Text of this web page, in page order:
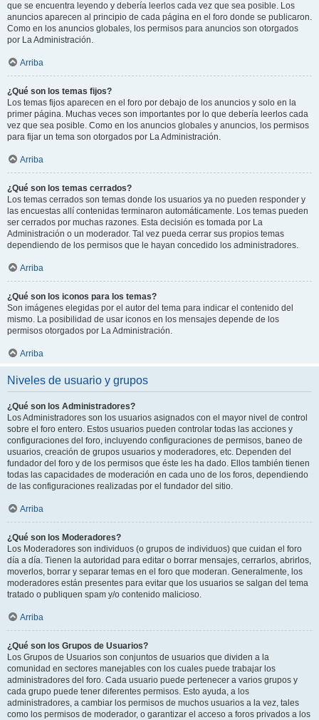
que se encuentra leyendo y debería leerlos cada vez que sea posible. Los
anuncios aparecen al principio de cada página en el foro donde se publicaron.
Como en los anuncios globales, los permisos para anuncios son otorgados
por La Administración.
Arriba
¿Qué son los temas fijos?
Los temas fijos aparecen en el foro por debajo de los anuncios y solo en la
primer página. Muchas veces son importantes por lo que debería leerlos cada
vez que sea posible. Como en los anuncios globales y anuncios, los permisos
para fijar un tema son otorgados por La Administración.
Arriba
¿Qué son los temas cerrados?
Los temas cerrados son temas donde los usuarios ya no pueden responder y
las encuestas allí contenidas terminaron automáticamente. Los temas pueden
ser cerrados por muchas razones. Esta decisión es tomada por La
Administración o un moderador. Tal vez pueda cerrar sus propios temas
dependiendo de los permisos que le hayan concedido los administradores.
Arriba
¿Qué son los iconos para los temas?
Son imágenes elegidas por el autor del tema para indicar el contenido del
mismo. La posibilidad de usar iconos en los mensajes depende de los
permisos otorgados por La Administración.
Arriba
Niveles de usuario y grupos
¿Qué son los Administradores?
Los Administradores son los usuarios asignados con el mayor nivel de control
sobre el foro entero. Estos usuarios pueden controlar todas las acciones y
configuraciones del foro, incluyendo configuraciones de permisos, baneo de
usuarios, creación de grupos usuarios y moderadores, etc. Dependen del
fundador del foro y de los permisos que éste les ha dado. Ellos también tienen
todas las capacidades de moderación en cada uno de los foros, dependiendo
de las configuraciones realizadas por el fundador del sitio.
Arriba
¿Qué son los Moderadores?
Los Moderadores son individuos (o grupos de individuos) que cuidan el foro
día a día. Tienen la autoridad para editar o borrar mensajes, cerrarlos, abrirlos,
moverlos, borrar y separar temas en el foro que moderan. Generalmente, los
moderadores están presentes para evitar que los usuarios se salgan del tema
tratado o publiquen spam y/o contenido malicioso.
Arriba
¿Qué son los Grupos de Usuarios?
Los Grupos de Usuarios son conjuntos de usuarios que dividen a la
comunidad en sectores manejables con los cuales puede trabajar los
administradores del foro. Cada usuario puede pertenecer a varios grupos y
cada grupo puede tener diferentes permisos. Esto ayuda, a los
administradores, a cambiar los permisos de muchos usuarios a la vez, tales
como los permisos de moderador, o garantizar el acceso a foros privados a los